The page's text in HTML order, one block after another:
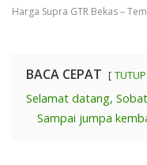
Harga Supra GTR Bekas –
BACA CEPAT TUTUP
Selamat datang,
Sampai jumpa